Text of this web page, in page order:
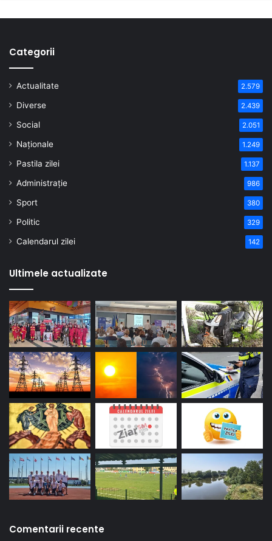
Categorii
Actualitate 2.579
Diverse 2.439
Social 2.051
Naționale 1.249
Pastila zilei 1.137
Administrație 986
Sport 380
Politic 329
Calendarul zilei 142
Ultimele actualizate
Comentarii recente